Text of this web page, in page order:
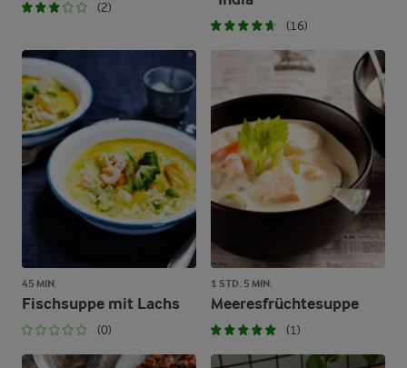
(2)
(16)
45 MIN.
Fischsuppe mit Lachs
(0)
1 STD. 5 MIN.
Meeresfrüchtesuppe
(1)